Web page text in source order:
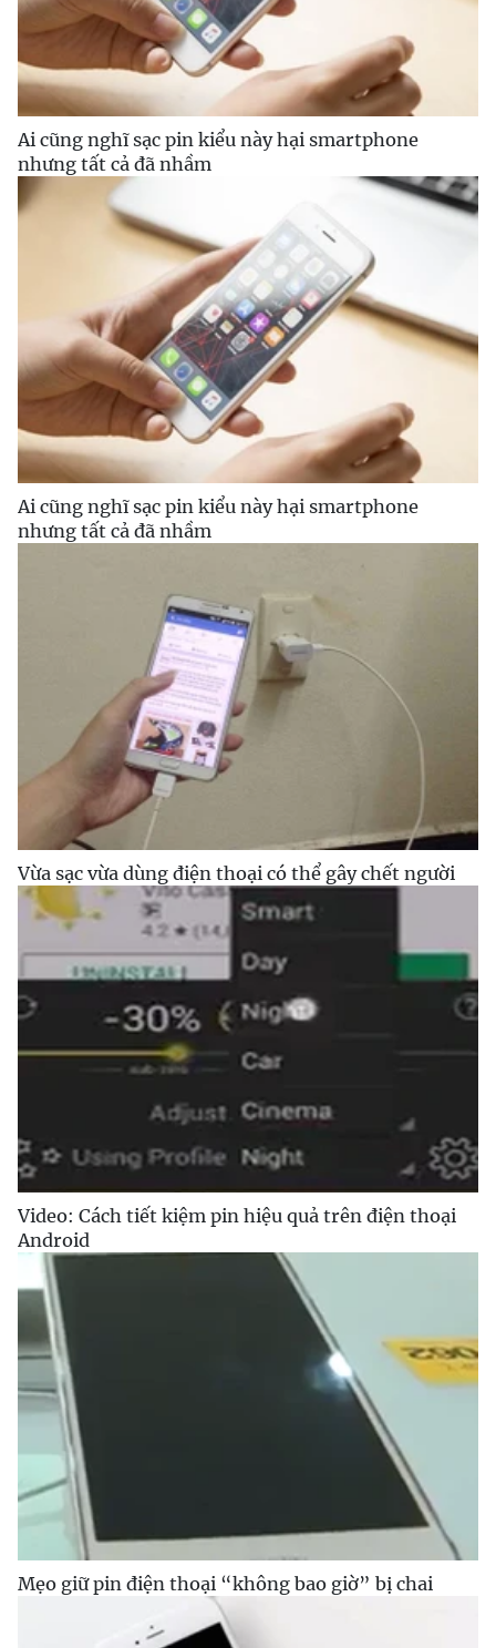
Ai cũng nghĩ sạc pin kiểu này hại smartphone
nhưng tất cả đã nhầm
Ai cũng nghĩ sạc pin kiểu này hại smartphone
nhưng tất cả đã nhầm
Vừa sạc vừa dùng điện thoại có thể gây chết người
Video: Cách tiết kiệm pin hiệu quả trên điện thoại
Android
Mẹo giữ pin điện thoại “không bao giờ” bị chai